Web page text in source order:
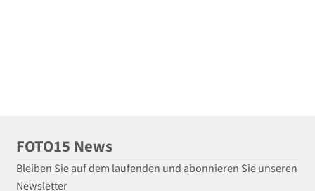
FOTO15 News
Bleiben Sie auf dem laufenden und abonnieren Sie unseren
Newsletter